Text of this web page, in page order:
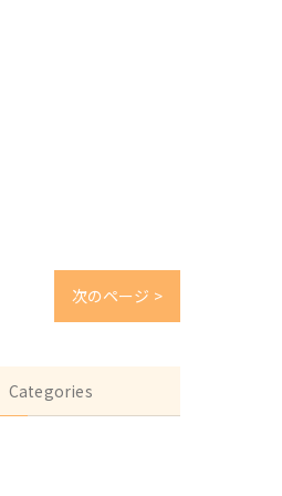
次のページ >
Categories